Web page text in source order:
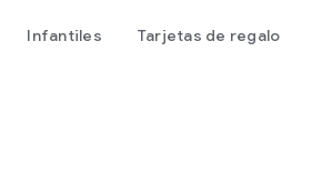
Infantiles Tarjetas de regalo